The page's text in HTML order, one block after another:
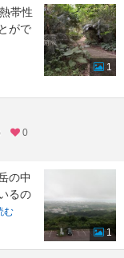
帯性
がで
1
0
の中
るの
む
1